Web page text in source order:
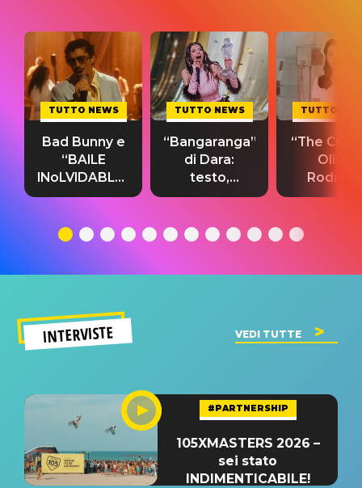
TUTTO NEWS
Bad Bunny e
“BAILE
INoLVIDABLE”:
testo,
significato
TUTTO NEWS
“Bangaranga”
di Dara:
testo,
traduzione e
del singolo
TUTTO
“The
Olivia
testo,
INTERVISTE VEDI TUTTE
#PARTNERSHIP
105XMASTERS 2026 –
sei stato
INDIMENTICABILE!